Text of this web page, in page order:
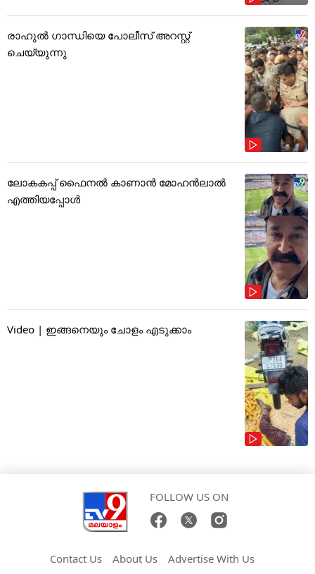
രാഹുൽ ഗാന്ധിയെ പോലീസ് അറസ്റ്റ്
ചെയ്യുന്നു
ലോകകപ്പ് ഫൈനൽ കാണാൻ മോഹൻലാൽ
എത്തിയപ്പോൾ
Video | ഇങ്ങനെയും ചോളം എടുക്കാം
FOLLOW US ON
Contact Us About Us Advertise With Us